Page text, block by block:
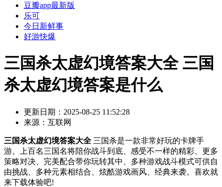
豆瓣app最新版
乐可
今日新鲜事
好游快爆
三国杀太虚幻境答案大全 三国
杀太虚幻境答案是什么
更新日期： 2025-08-25 11:52:28
来源： 互联网
三国杀太虚幻境答案大全 三国杀是一款非常好玩的卡牌手
游。上百名三国名将陪你战斗到底、感受不一样的精彩、更多
策略对决、完美配合带你玩转其中、多种游戏战斗模式可供自
由挑战、多种元素相结合、炫酷游戏画风、经典来袭。喜欢就
来下载体验吧!